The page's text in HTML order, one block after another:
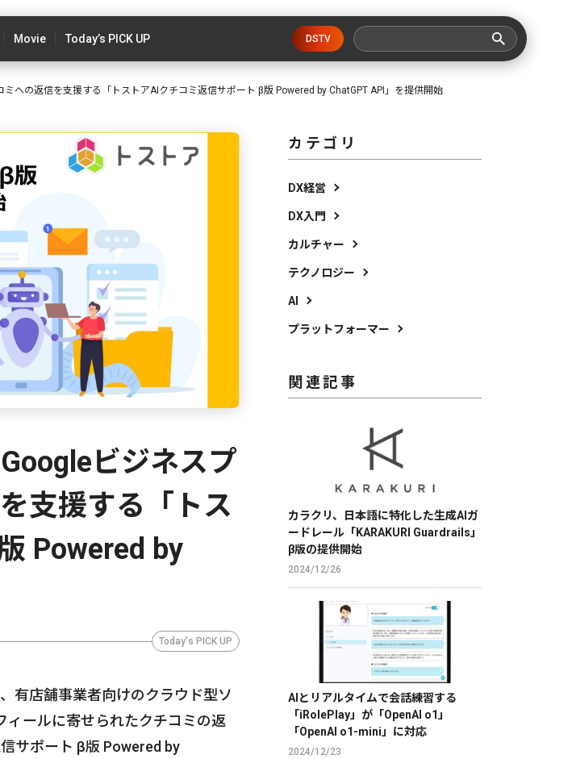
Movie Today’s PICK UP DSTV
への返信を支援する「トストアAIクチコミ返信サポート β版 Powered by ChatGPT API」を提供開始
ビジネスプ
支援する「トス
Powered by
Today's PICK UP
有店舗事業者向けのクラウド型ソ
ィールに寄せられたクチコミの返
サポート β版 Powered by
カテゴリ
DX経営
DX入門
カルチャー
テクノロジー
AI
プラットフォーマー
関連記事
カラクリ、日本語に特化した生成AIガ
ードレール「KARAKURI Guardrails」
β版の提供開始
2024/12/26
AIとリアルタイムで会話練習する
「iRolePlay」が「OpenAI o1」
「OpenAI o1-mini」に対応
2024/12/23